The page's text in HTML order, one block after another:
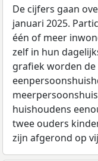
De cijfers gaan
januari 2025.
één of meer
zelf in hun
grafiek worden
huishoudens
twee ouders
zijn afgerond op